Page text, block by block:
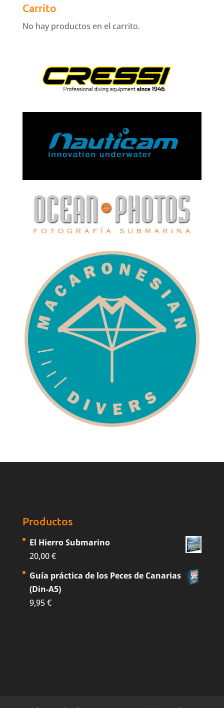
Carrito
No hay productos en el carrito.
Productos
El Hierro Submarino
20,00€
Guía práctica de los Peces de Canarias
(Din-A5)
9,95€